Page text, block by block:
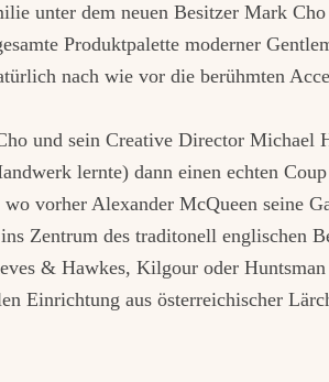
unter dem neuen Besitzer Mark
Produktpalette moderner
nach wie vor die berühmten
und sein Creative Director Michael
lernte) dann einen echten
vorher Alexander McQueen seine
Zentrum des traditonell englischen
& Hawkes, Kilgour oder
Einrichtung aus österreichischer